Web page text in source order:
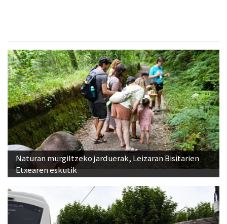
Naturan murgiltzeko jarduerak, Leizaran Bisitarien
Etxearen eskutik